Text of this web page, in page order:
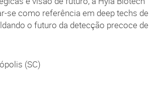
se como referência em deep techs de
o futuro da detecção precoce de
(SC)